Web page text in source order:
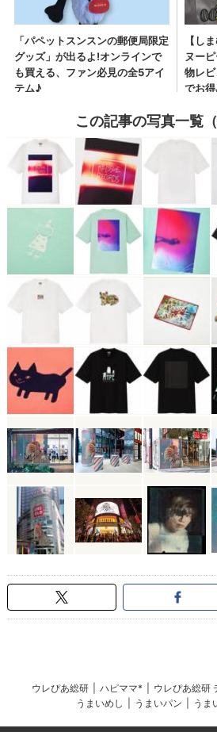
この記事の写真一覧
ウレぴあ総研 ハピママ* ウレぴあ総研
うまいめし
うまいパン うま